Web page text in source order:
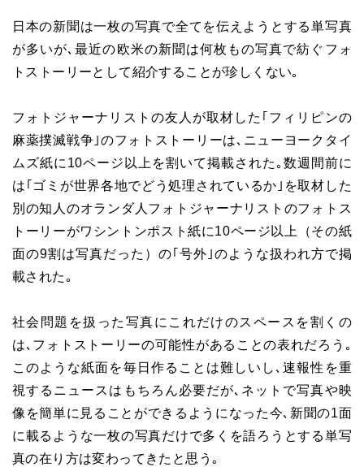
日本の新聞は一枚の写真で全てを伝えようとする単写真
が多いが､最近の欧米の新聞は何枚もの写真で紡ぐフォ
トストーリーとして紹介することが珍しくない｡
フォトジャーナリストの友人が取材した｢フィリピンの
麻薬撲滅戦争｣のフォトストーリーは､ニューヨークタイ
ムズ紙に10ページ以上を割いて掲載された｡数週間前に
は｢ゴミが世界各地でどう処理されているか｣を取材した
別の知人のオランダ人フォトジャーナリストのフォトス
トーリーがワシントンポスト紙に10ページ以上（その紙
面の9割は写真だった）の｢号外｣のような扱われ方で掲
載された｡
社会問題を扱った写真にこれだけのスペースを割くの
は､フォトストーリーの可能性があることの表れだろう｡
このような紙面を毎日作ることは難しいし､速報性を重
視するニュースはもちろん必要だが､ネットで写真や映
像を簡単に見ることができるようになった今､新聞の1面
に載るような一枚の写真だけで多くを語ろうとする単写
真の在り方は変わってきたと思う｡